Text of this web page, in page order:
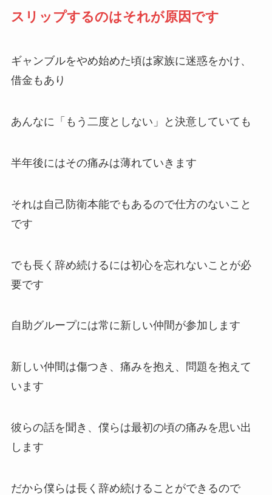
スリップするのはそれが原因です
ギャンブルをやめ始めた頃は家族に迷惑をかけ、
借金もあり
あんなに「もう二度としない」と決意していても
半年後にはその痛みは薄れていきます
それは自己防衛本能でもあるので仕方のないこと
です
でも長く辞め続けるには初心を忘れないことが必
要です
自助グループには常に新しい仲間が参加します
新しい仲間は傷つき、痛みを抱え、問題を抱えて
います
彼らの話を聞き、僕らは最初の頃の痛みを思い出
します
だから僕らは長く辞め続けることができるので